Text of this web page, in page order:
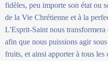
fidèles, peu importe son état ou
de la Vie Chrétienne et à la
L'Esprit-Saint nous
afin que nous puissions agir
fruits, et ainsi apporter à tous